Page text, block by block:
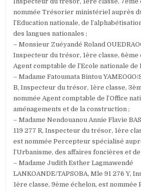
nommée Trésorier ministériel auprès
l’Education nationale, de
des langues nationales ;
– Monsieur Zuéyandé Roland
Inspecteur du trésor, 1ère classe, 6ème
Agent comptable de l’Ecole nationale de
– Madame Fatoumata Bintou YAMEOGO/
B, Inspecteur du trésor, 1ère classe,
nommée Agent comptable de l’Office
aménagements et de la construction ;
– Madame Nendouanou Annie Flavie
119 277 R, Inspecteur du trésor, 1ère
est nommée Percepteur spécialisé
l’Urbanisme, des affaires foncières et de
– Madame Judith Esther Lagmawendé
LANKOANDE/TAPSOBA, Mle 91 276 Y,
1ère classe, 9ème échelon, est